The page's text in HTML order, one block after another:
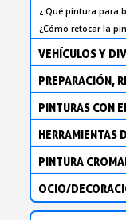
¿ Qué pintura para
¿Cómo retocar la
VEHÍCULOS Y
PREPARACIÓN,
PINTURAS CON
HERRAMIENTAS
PINTURA
OCIO/